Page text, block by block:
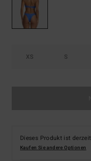
XS S
Dieses Produkt ist
Kaufen Sie andere Optionen